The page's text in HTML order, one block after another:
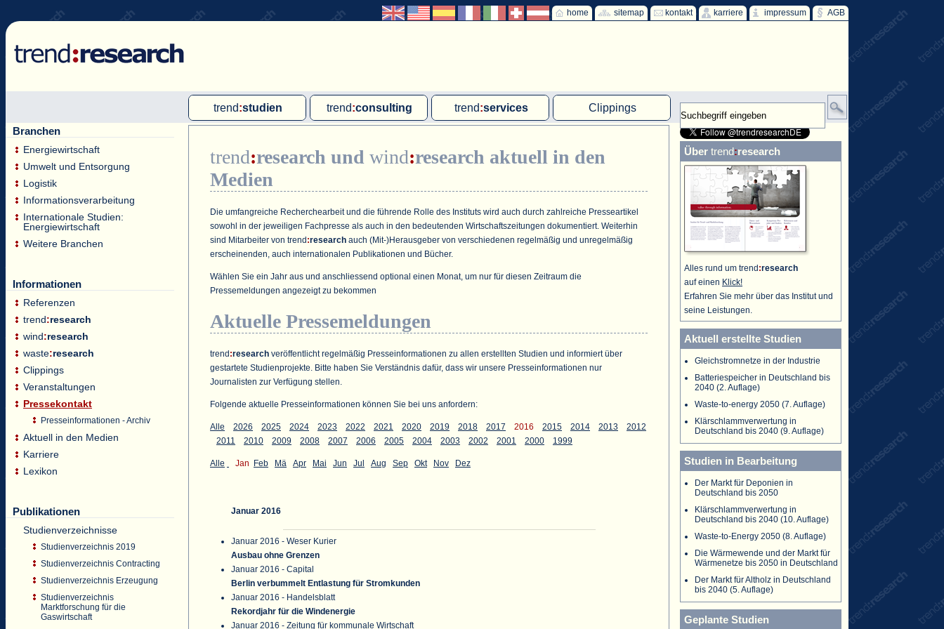
AGB
impressum
karriere
kontakt
sitemap
home
trend:studien
Single-Client-Studien
Internationale Markt Reports
trend:consulting
Due Diligence
trend:services
Gutachten
PAP-Clipping
Mitarbeiterbefragung
Marktforschungsmanagement
Clippings
MVA und MHKW
Branchen
Energiewirtschaft
Umwelt und Entsorgung
Logistik
Informationsverarbeitung
Internationale Studien:
Energiewirtschaft
Weitere Branchen
Informationen
Referenzen
trend:research
wind:research
waste:research
Clippings
Veranstaltungen
Pressekontakt
Presseinformationen - Archiv
Aktuell in den Medien
Karriere
Lexikon
Publikationen
Studienverzeichnisse
Studienverzeichnis 2019
Studienverzeichnis Contracting
Studienverzeichnis Erzeugung
Studienverzeichnis
Marktforschung für die
Gaswirtschaft
trend:research und wind:research aktuell in den
Medien
Die umfangreiche Recherchearbeit und die führende Rolle des Instituts wird auch durch zahlreiche Presseartikel
sowohl in der jeweiligen Fachpresse als auch in den bedeutenden Wirtschaftszeitungen dokumentiert. Weiterhin
sind Mitarbeiter von trend:research auch (Mit-)Herausgeber von verschiedenen regelmäßig und unregelmäßig
erscheinenden, auch internationalen Publikationen und Bücher.
Wählen Sie ein Jahr aus und anschliessend optional einen Monat, um nur für diesen Zeitraum die
Pressemeldungen angezeigt zu bekommen
Aktuelle Pressemeldungen
trend :research veröffentlicht regelmäßig Presseinformationen zu allen erstellten Studien und informiert über
gestartete Studienprojekte. Bitte haben Sie Verständnis dafür, dass wir unsere Presseinformationen nur
Journalisten zur Verfügung stellen.
Folgende aktuelle Presseinformationen können Sie bei uns anfordern:
Alle 2026 2025 2024 2023 2022 2021 2020 2019 2018 2017 2016 2015 2014 2013
2012
2011
2010 2009 2008 2007 2006 2005 2004 2003 2002 2001 2000 1999
Alle Jan Feb Mä Apr Mai Jun Jul Aug Sep Okt Nov Dez
Januar 2016
Januar 2016 - Weser Kurier
Ausbau ohne Grenzen
Januar 2016 - Capital
Berlin verbummelt Entlastung für Stromkunden
Januar 2016 - Handelsblatt
Rekordjahr für die Windenergie
Januar 2016 - Zeitung für kommunale Wirtschaft
Über trend:research
Alles rund um trend :research
auf einen Klick!
Erfahren Sie mehr über das Institut und
seine Leistungen.
Aktuell erstellte Studien
Gleichstromnetze in der Industrie
Batteriespeicher in Deutschland bis
2040 (2. Auflage)
Waste-to-energy 2050 (7. Auflage)
Klärschlammverwertung in
Deutschland bis 2040 (9. Auflage)
Studien in Bearbeitung
Der Markt für Deponien in
Deutschland bis 2050
Klärschlammverwertung in
Deutschland bis 2040 (10. Auflage)
Waste-to-Energy 2050 (8. Auflage)
Die Wärmewende und der Markt für
Wärmenetze bis 2050 in Deutschland
Der Markt für Altholz in Deutschland
bis 2040 (5. Auflage)
Geplante Studien